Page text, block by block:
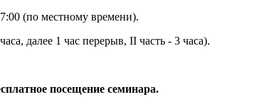
(по местному времени).
далее 1 час перерыв, II часть - 3 часа).
посещение семинара.